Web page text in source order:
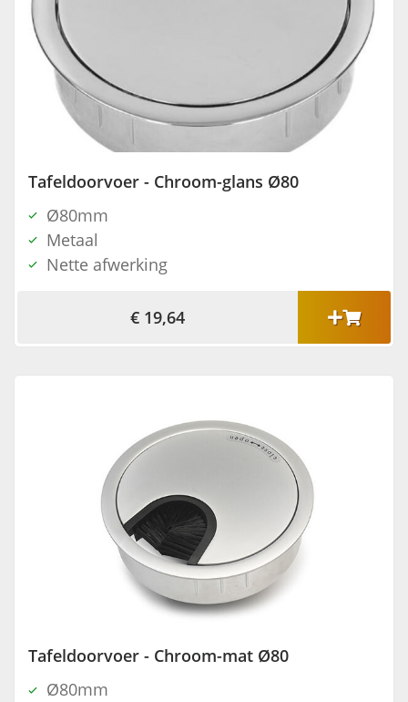
Tafeldoorvoer - Chroom-glans Ø80
Ø80mm
Metaal
Nette afwerking
€ 19,64
Tafeldoorvoer - Chroom-mat Ø80
Ø80mm